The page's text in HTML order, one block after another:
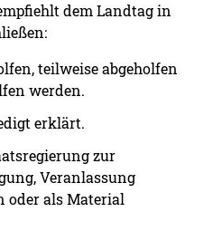
dem Landtag in
teilweise abgeholfen
werden.
erklärt.
zur
Veranlassung
oder als Material